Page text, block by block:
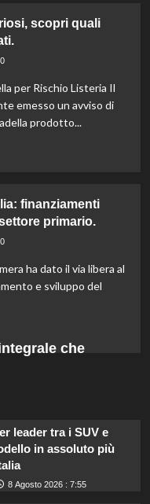
scopri quali
per Rischio Listeria Il
emesso un avviso di
prodotto...
finanziamenti
primario.
ha dato il via libera al
e sviluppo del
che
leader tra i SUV e
in assoluto più
8 Agosto 2026 : 7:55